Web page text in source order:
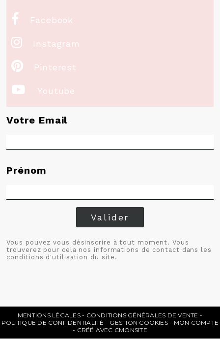
 Facebook
 Instagram
 Pinterest
 Youtube
Votre Email
Prénom
Valider
Vous pouvez vous désinscrire à tout moment. Vous
trouverez pour cela nos informations de contact dans les
conditions d'utilisation du site.
MENTIONS LÉGALES
CONDITIONS GÉNÉRALES DE VENTE
POLITIQUE DE CONFIDENTIALITÉ
GESTION COOKIES
MON COMPTE
CRÉÉ AVEC CMONSITE